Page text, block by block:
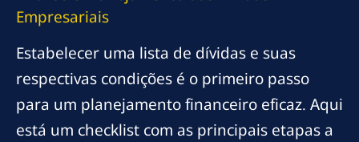
Empresariais
Estabelecer uma lista de dívidas e suas
respectivas condições é o primeiro passo
para um planejamento financeiro eficaz. Aqui
está um checklist com as principais etapas a